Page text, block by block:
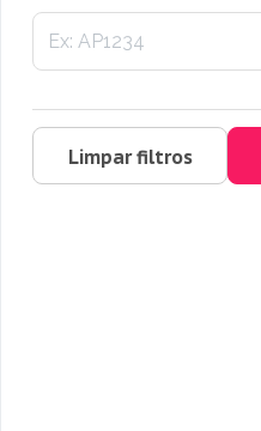
Limpar filtros